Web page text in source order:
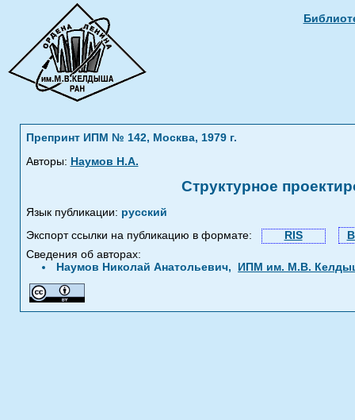
Препринт ИПМ № 142, Москва, 1979 г.
Авторы: Наумов Н.А.
Структурное
Язык публикации: русский
Экспорт ссылки на публикацию в формате:
RIS
Сведения об авторах:
Наумов Николай Анатольевич,
ИПМ им. М.В.